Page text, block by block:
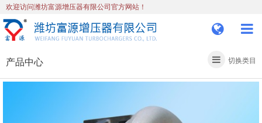
欢迎访问潍坊富源增压器有限公司官方网站！
切换类目
产品中心